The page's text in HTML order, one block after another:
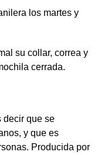
los martes y
su collar, correa y
cerrada.
decir que se
y que es
Producida por